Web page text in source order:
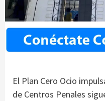
El Plan Cero Ocio
de Centros Penales